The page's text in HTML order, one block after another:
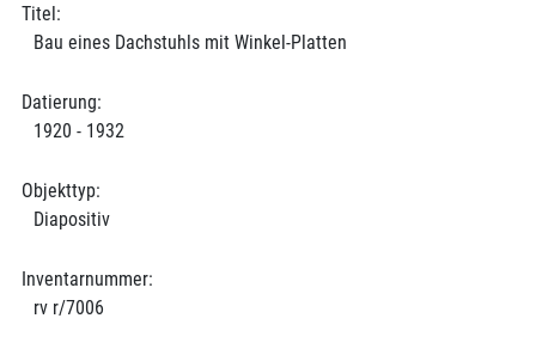
Titel:
Bau eines Dachstuhls mit Winkel-Platten
Datierung:
1920 - 1932
Objekttyp:
Diapositiv
Inventarnummer:
rv r/7006